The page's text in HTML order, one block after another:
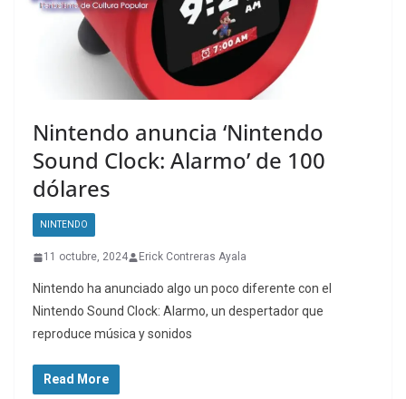
Nintendo anuncia ‘Nintendo
Sound Clock: Alarmo’ de 100
dólares
NINTENDO
11 octubre, 2024 Erick Contreras Ayala
Nintendo ha anunciado algo un poco diferente con el
Nintendo Sound Clock: Alarmo, un despertador que
reproduce música y sonidos
Read More